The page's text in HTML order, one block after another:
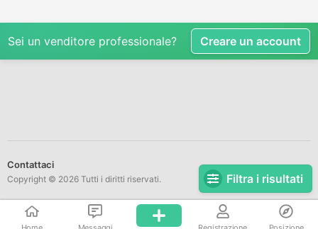
Filtra i risultati
Sei un venditore professionale? Creare un account
Contattaci
Copyright © 2026 Tutti i diritti riservati.